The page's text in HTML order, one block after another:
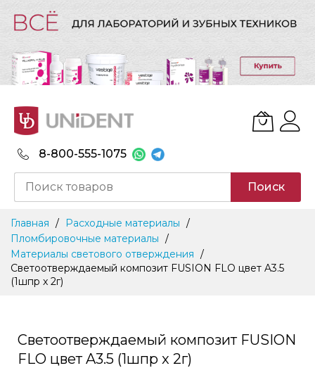
8-800-555-1075
Поиск
Content
Главная
Расходные материалы
Пломбировочные материалы
Материалы светового отверждения
Светоотверждаемый композит FUSION FLO цвет A3.5
(1шпр x 2г)
Светоотверждаемый композит FUSION
FLO цвет A3.5 (1шпр x 2г)